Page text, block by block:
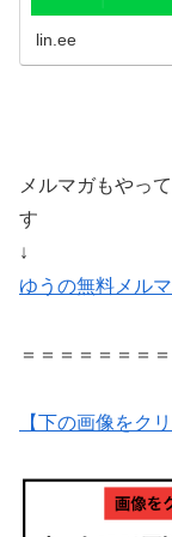
lin.ee
メルマガもやっ
す
↓
ゆうの無料メル
＝＝＝＝＝＝＝
【下の画像をク